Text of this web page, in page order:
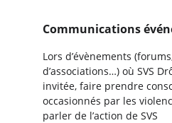
Communications
Lors d’évènements
d’associations…) où SVS
invitée, faire prendre
occasionnés par les
parler de l’action de SVS